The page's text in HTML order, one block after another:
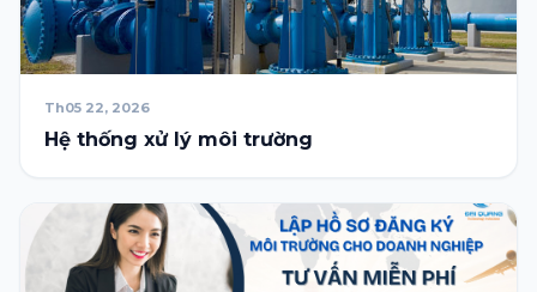
Th05 22, 2026
Hệ thống xử lý môi trường